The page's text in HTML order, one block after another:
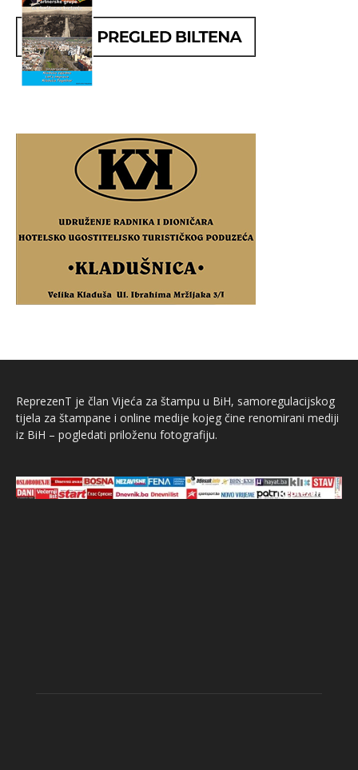
ReprezenT je član Vijeća za štampu u BiH, samoregulacijskog
tijela za štampane i online medije kojeg čine renomirani mediji
iz BiH – pogledati priloženu fotografiju.